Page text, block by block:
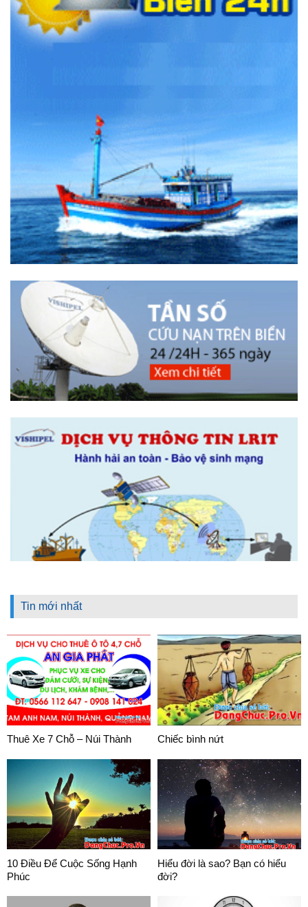
Tin mới nhất
Thuê Xe 7 Chỗ – Núi Thành Chiếc bình nứt
10 Điều Để Cuộc Sống Hạnh
Phúc
Hiểu đời là sao? Bạn có hiểu
đời?